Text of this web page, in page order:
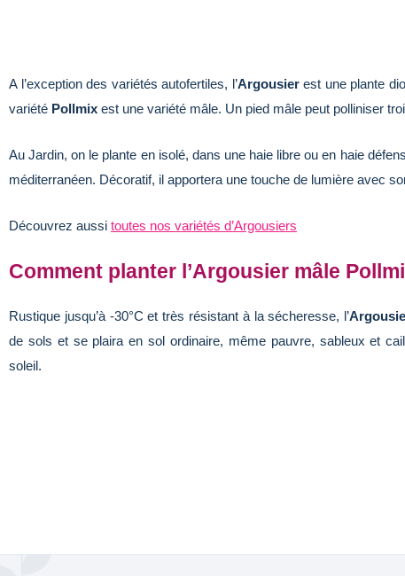
A l’exception des variétés autofertiles, l’Argousierest une plante
variété Pollmix est une variété mâle. Un pied mâle peut polliniser
Au Jardin, on le plante en isolé, dans une haie libre ou en haie
méditerranéen. Décoratif, il apportera une touche de lumière avec
Découvrez aussi toutes nos variétés d’Argousiers
Comment planter l’Argousier mâle
Rustique jusqu’à -30°C et très résistant à la sécheresse, l’
de sols et se plaira en sol ordinaire, même pauvre, sableux et
soleil.